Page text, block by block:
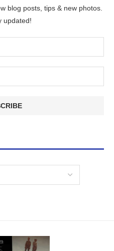
blog posts, tips & new photos.
updated!